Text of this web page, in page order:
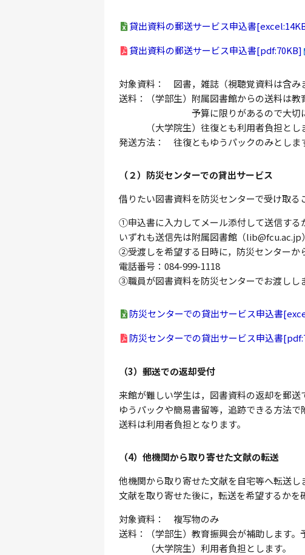
貸出資料の郵送サービス申込書
貸出資料の郵送サービス申込書[pdf:70KB]
対象資料： 図書，雑誌（視聴覚資料は含み
送料：（学部生）附属図書館からの送料は教
予算に限りがあるので大切に利
（大学院生）往復とも利用者負担としま
発送方法： 往復ともゆうパックのみとしま
（２）防災センターでの貸出サービス
借りたい図書資料を防災センターで受け取る
①申込書に入力してメール添付して送信する
いずれも送信先は附属図書館（lib@fcu.ac.jp
②受渡しを希望する日時に，防災センターか
電話番号：084-999-1118
③職員が図書資料を防災センターでお渡しし
防災センターでの貸出サービス申込書
防災センターでの貸出サービス申込書
（3）郵送での返却受付
来館が難しい学生は，図書資料の返却を郵送
ゆうパックや簡易書留等，追跡できる方法で
送料は利用者負担となります。
（4）他機関から取り寄せた文献の転送
他機関から取り寄せた文献を自宅等へ転送し
文献を取り寄せた後に，転送を希望するかを
対象資料： 複写物のみ
送料：（学部生）教育振興会が補助します。
（大学院生）利用者負担とします。